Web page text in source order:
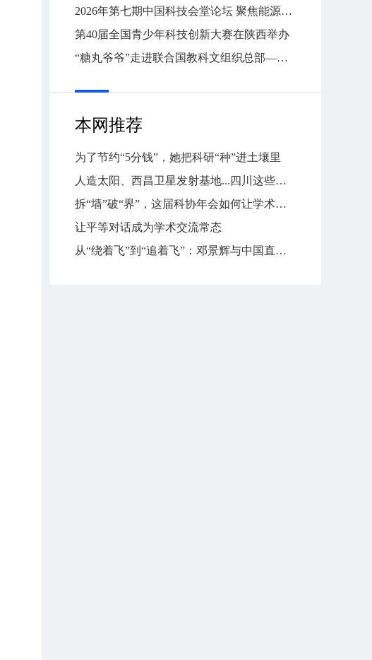
2026年第七期中国科技会堂论坛 聚焦能源转型与碳中和
第40届全国青少年科技创新大赛在陕西举办
“糖丸爷爷”走进联合国教科文组织总部——顾方舟诞辰100周年系列纪念活动在法国举办
本网推荐
为了节约“5分钱”，她把科研“种”进土壤里
人造太阳、西昌卫星发射基地...四川这些科普宝藏“蜀”实低调不了
拆“墙”破“界”，这届科协年会如何让学术交流真正“活”起来？
让平等对话成为学术交流常态
从“绕着飞”到“追着飞”：邓景辉与中国直升机的蓝天之约